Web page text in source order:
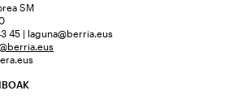
SM
45 | laguna@berria.eus